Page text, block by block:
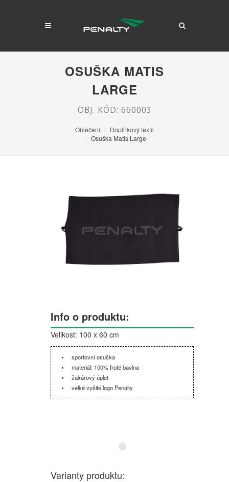
OSUŠKA MATIS
LARGE
OBJ. KÓD: 660003
Oblečení
Doplňkový textil
Osuška Matis Large
Info o produktu:
Velikost: 100 x 60 cm
sportovní osuška
materiál: 100% froté bavlna
žakárový úplet
velké vyšité logo Penalty
Varianty produktu: